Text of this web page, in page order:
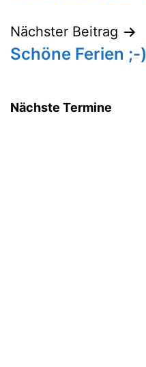
Nächster Beitrag
Schöne Ferien ;-)
Nächste Termine